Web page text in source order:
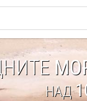
НАД